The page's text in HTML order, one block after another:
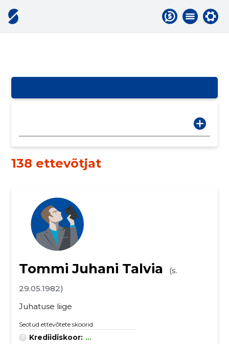
138 ettevõtjat
Tommi Juhani Talvia
(s.
29.05.1982)
Juhatuse liige
Seotud ettevõtete skoorid
Krediidiskoor: ...